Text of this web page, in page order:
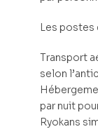
Les postes
Transport
selon
par nuit
Ryokans